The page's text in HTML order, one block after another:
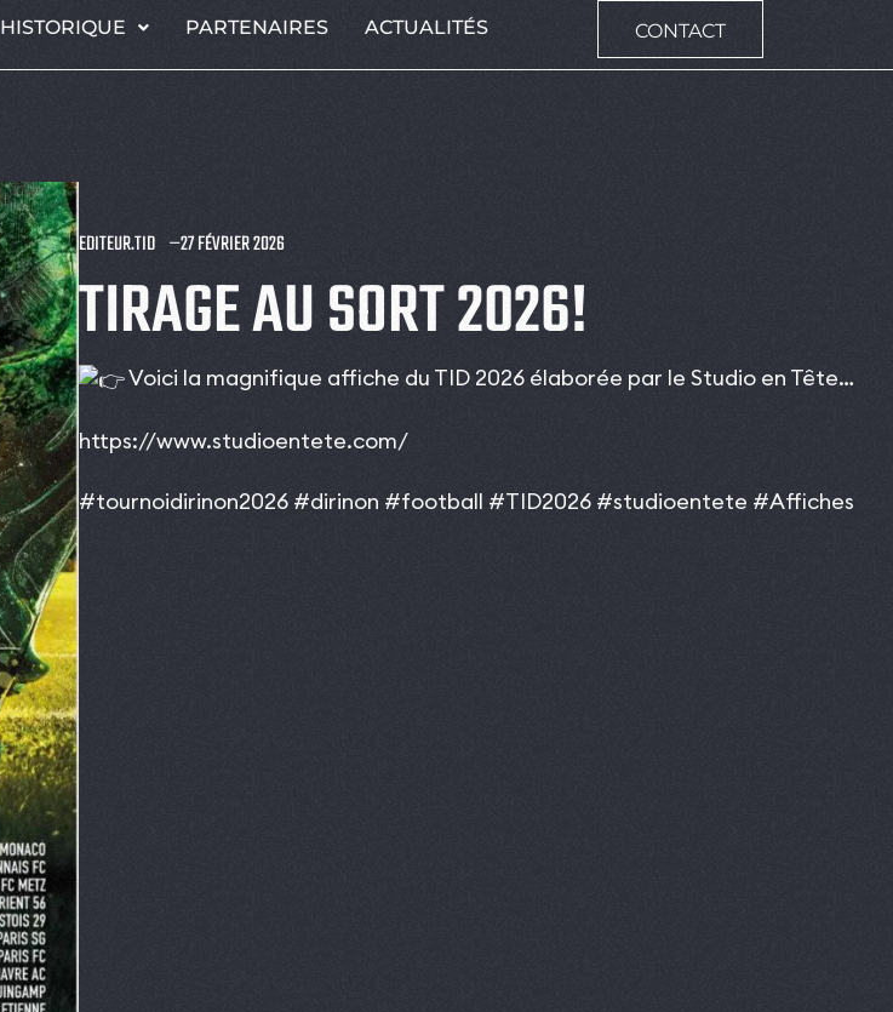
HISTORIQUE PARTENAIRES ACTUALITÉS CONTACT
EDITEUR.TID 27 FÉVRIER 2026
TIRAGE AU SORT 2026!
Voici la magnifique affiche du TID 2026 élaborée par le Studio en Tête…
https://www.studioentete.com/
#tournoidirinon2026 #dirinon #football #TID2026 #studioentete #Affiches